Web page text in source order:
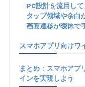
PC設計を流用し
タップ領域や余白
画面遷移が曖昧で
スマホアプリ向けワ
まとめ：スマホアプ
インを実現しよう